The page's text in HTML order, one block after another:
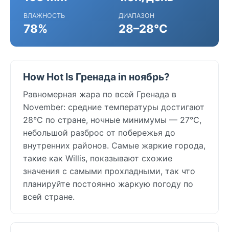
ВЛАЖНОСТЬ
78%
ДИАПАЗОН
28–28°C
How Hot Is Гренада in ноябрь?
Равномерная жара по всей Гренада в
November: средние температуры достигают
28°C по стране, ночные минимумы — 27°C,
небольшой разброс от побережья до
внутренних районов. Самые жаркие города,
такие как Willis, показывают схожие
значения с самыми прохладными, так что
планируйте постоянно жаркую погоду по
всей стране.